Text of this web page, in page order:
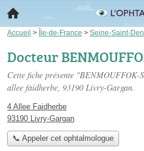
Accueil > Île-de-France > Seine-Saint-
Docteur
Cette fiche présente
allee faidherbe, 93190 Livry-Gargan.
4 Allee Faidherbe
93190 Livry-Gargan
📞 Appeler cet ophtalmologue